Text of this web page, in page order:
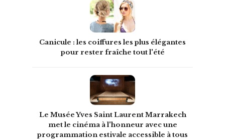
Canicule : les coiffures les plus élégantes
pour rester fraîche tout l'été
Le Musée Yves Saint Laurent Marrakech
met le cinéma à l'honneur avec une
programmation estivale accessible à tous